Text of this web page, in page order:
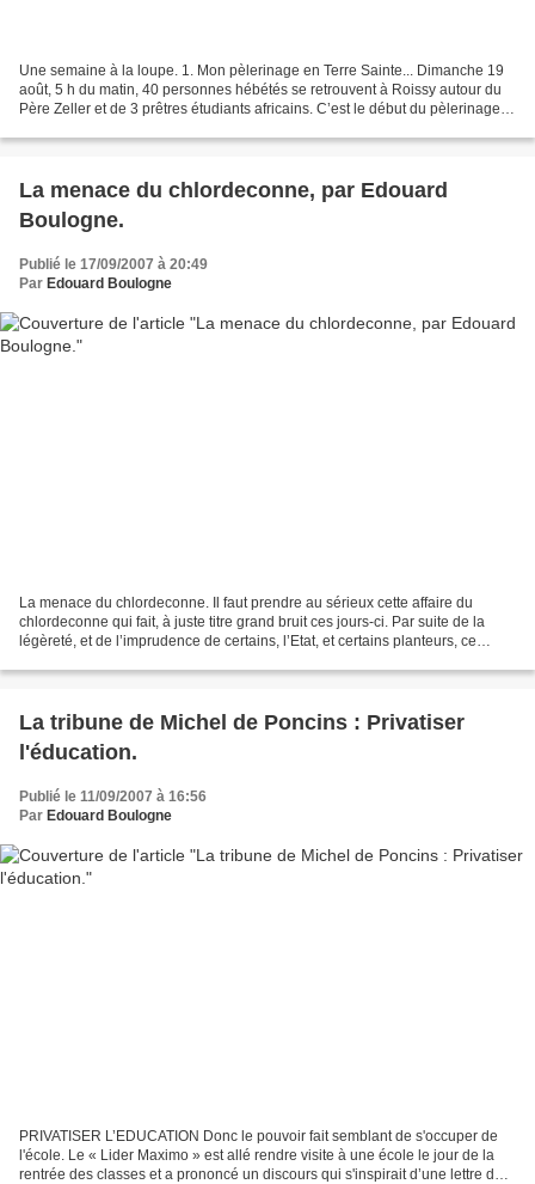
Une semaine à la loupe. 1. Mon pèlerinage en Terre Sainte... Dimanche 19
août, 5 h du matin, 40 personnes hébétés se retrouvent à Roissy autour du
Père Zeller et de 3 prêtres étudiants africains. C’est le début du pèlerinage
La menace du chlordeconne, par Edouard
Boulogne.
Publié le 17/09/2007 à 20:49
Par Edouard Boulogne
La menace du chlordeconne. Il faut prendre au sérieux cette affaire du
chlordeconne qui fait, à juste titre grand bruit ces jours-ci. Par suite de la
légèreté, et de l’imprudence de certains, l’Etat, et certains planteurs, ce
La tribune de Michel de Poncins : Privatiser
l'éducation.
Publié le 11/09/2007 à 16:56
Par Edouard Boulogne
PRIVATISER L’EDUCATION Donc le pouvoir fait semblant de s'occuper de
l'école. Le « Lider Maximo » est allé rendre visite à une école le jour de la
rentrée des classes et a prononcé un discours qui s'inspirait d’une lettre de